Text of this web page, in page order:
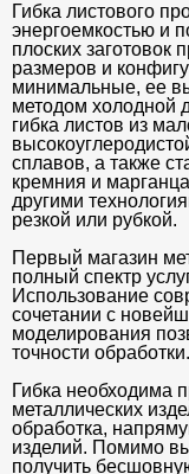
Гибка листового
энергоемкостью и
плоских заготовок
размеров и
минимальные, ее
методом холодной
гибка листов из
сплавов, а также
кремния и
другими
резкой или рубкой.
Первый магазин
полный спектр
Использование
сочетании с
моделирования
точности обработки.
Гибка необходима
металлических
обработка,
изделий. Помимо
получить